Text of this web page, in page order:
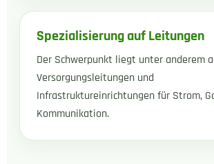
Spezialisierung auf Leitungen
Der Schwerpunkt liegt unter anderem
Versorgungsleitungen und
Infrastruktureinrichtungen für Strom,
Kommunikation.